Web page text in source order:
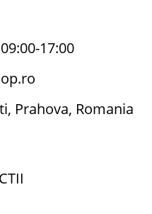
17:00
Prahova, Romania